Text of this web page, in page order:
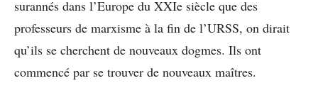
surannés dans l’Europe du XXIe siècle que des
professeurs de marxisme à la fin de l’URSS, on dirait
qu’ils se cherchent de nouveaux dogmes. Ils ont
commencé par se trouver de nouveaux maîtres.